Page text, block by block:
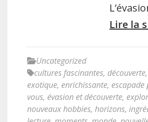
Lire la
Uncategorized
cultures fascinantes, découverte,
exotique, enrichissante, escapade
vous, évasion et découverte,
nouveaux hobbies, horizons,